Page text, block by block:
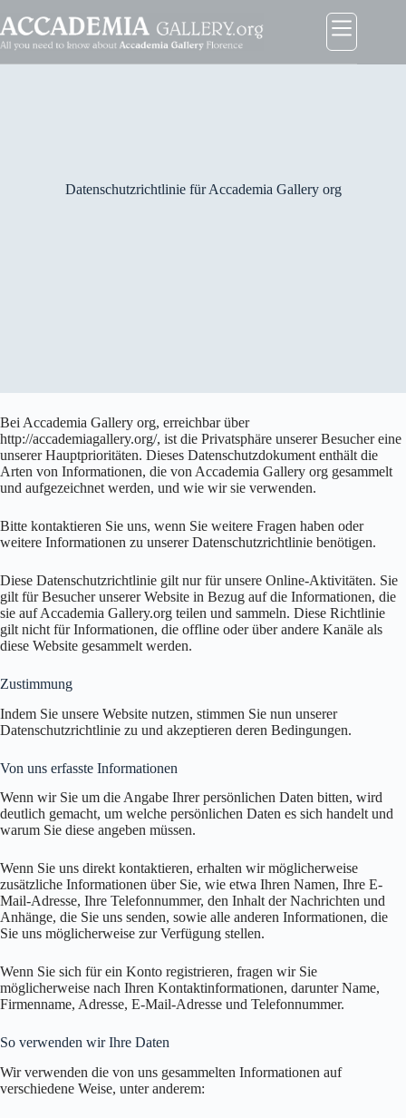
Inhalt
springen
Datenschutzrichtlinie für Accademia Gallery org
Bei Accademia Gallery org, erreichbar über
http://accademiagallery.org/, ist die Privatsphäre unserer Besucher eine
unserer Hauptprioritäten. Dieses Datenschutzdokument enthält die
Arten von Informationen, die von Accademia Gallery org gesammelt
und aufgezeichnet werden, und wie wir sie verwenden.
Bitte kontaktieren Sie uns, wenn Sie weitere Fragen haben oder
weitere Informationen zu unserer Datenschutzrichtlinie benötigen.
Diese Datenschutzrichtlinie gilt nur für unsere Online-Aktivitäten. Sie
gilt für Besucher unserer Website in Bezug auf die Informationen, die
sie auf Accademia Gallery.org teilen und sammeln. Diese Richtlinie
gilt nicht für Informationen, die offline oder über andere Kanäle als
diese Website gesammelt werden.
Zustimmung
Indem Sie unsere Website nutzen, stimmen Sie nun unserer
Datenschutzrichtlinie zu und akzeptieren deren Bedingungen.
Von uns erfasste Informationen
Wenn wir Sie um die Angabe Ihrer persönlichen Daten bitten, wird
deutlich gemacht, um welche persönlichen Daten es sich handelt und
warum Sie diese angeben müssen.
Wenn Sie uns direkt kontaktieren, erhalten wir möglicherweise
zusätzliche Informationen über Sie, wie etwa Ihren Namen, Ihre E-
Mail-Adresse, Ihre Telefonnummer, den Inhalt der Nachrichten und
Anhänge, die Sie uns senden, sowie alle anderen Informationen, die
Sie uns möglicherweise zur Verfügung stellen.
Wenn Sie sich für ein Konto registrieren, fragen wir Sie
möglicherweise nach Ihren Kontaktinformationen, darunter Name,
Firmenname, Adresse, E-Mail-Adresse und Telefonnummer.
So verwenden wir Ihre Daten
Wir verwenden die von uns gesammelten Informationen auf
verschiedene Weise, unter anderem: